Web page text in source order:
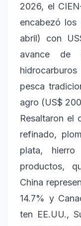
2026, el
encabezó los
abril) con
avance de
pesca
agro (US$
Resaltaron el
refinado,
plata,
productos,
China
14.7% y
ten EE.UU.,